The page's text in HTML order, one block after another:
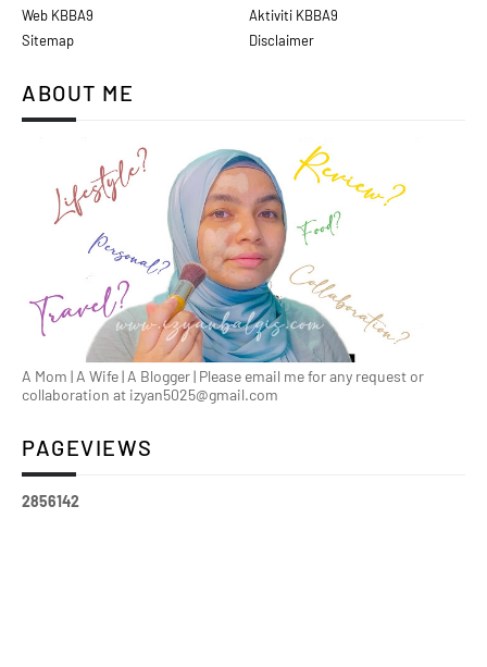
Web KBBA9
Aktiviti KBBA9
Sitemap
Disclaimer
ABOUT ME
A Mom | A Wife | A Blogger | Please email me for any request or
collaboration at izyan5025@gmail.com
PAGEVIEWS
2856142